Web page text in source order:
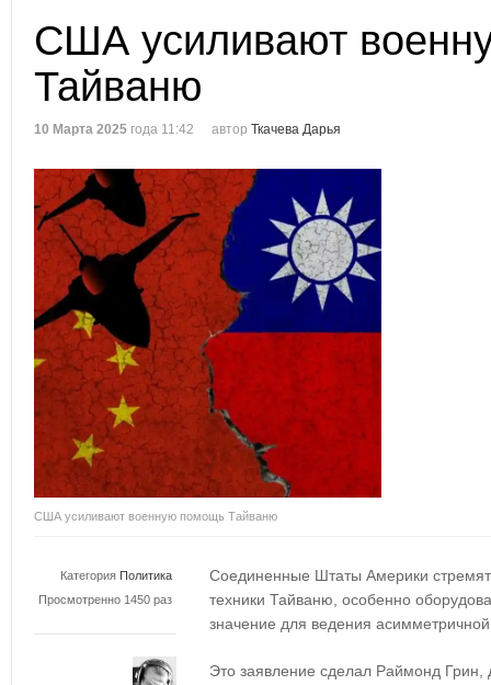
США усиливают
Тайваню
10 Марта 2025 года 11:42 автор Ткачева Дарья
США усиливают военную помощь Тайваню
Категория Политика
Просмотренно 1450 раз
Соединенные Штаты Америки
техники Тайваню, особенно
значение для ведения
Это заявление сделал Раймонд Грин,